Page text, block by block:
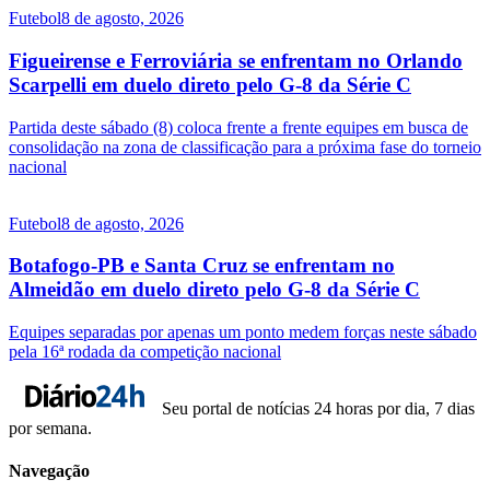
Futebol8 de agosto, 2026
Figueirense e Ferroviária se enfrentam no Orlando
Scarpelli em duelo direto pelo G-8 da Série C
Partida deste sábado (8) coloca frente a frente equipes em busca de
consolidação na zona de classificação para a próxima fase do torneio
nacional
Futebol8 de agosto, 2026
Botafogo-PB e Santa Cruz se enfrentam no
Almeidão em duelo direto pelo G-8 da Série C
Equipes separadas por apenas um ponto medem forças neste sábado
pela 16ª rodada da competição nacional
Seu portal de notícias 24 horas por dia, 7 dias
por semana.
Navegação